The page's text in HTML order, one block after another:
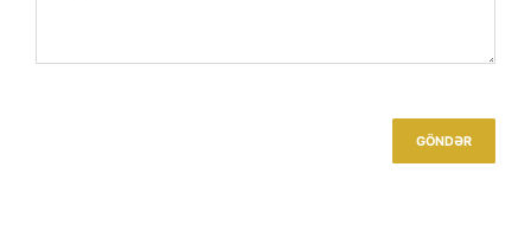
ŞƏBİ-ARUS
GÖNDƏR